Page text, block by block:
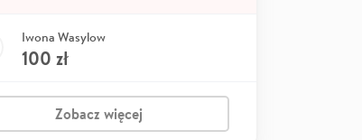
Iwona Wasylow
100 zł
Zobacz więcej